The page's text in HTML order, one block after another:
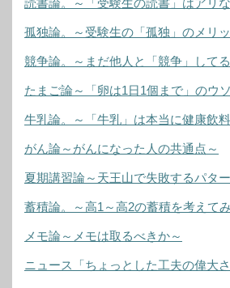
孤独論。～受験生の「孤独」のメリ
競争論。～まだ他人と「競争」して
たまご論～「卵は1日1個まで」のウ
牛乳論。～「牛乳」は本当に健康飲
がん論～がんになった人の共通点～
夏期講習論～天王山で失敗するパタ
蓄積論。～高1～高2の蓄積を考えて
メモ論～メモは取るべきか～
ニュース「ちょっとした工夫の偉大さ